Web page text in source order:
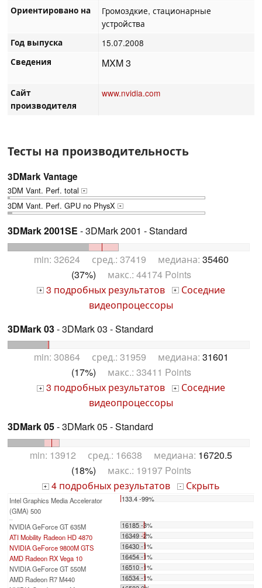
Ориентировано на
Громоздкие, стационарные
устройства
Год выпуска 15.07.2008
Сведения MXM 3
Сайт
производителя
www.nvidia.com
Тесты на производительность
3DMark Vantage
3DM Vant. Perf. total +
3DM Vant. Perf. GPU no PhysX +
3DMark 2001SE - 3DMark 2001 - Standard
min: 32624 сред.: 37419 медиана: 35460
(37%) макс.: 44174 Points
+ 3 подробных результатов + Соседние
видеопроцессоры
3DMark 03- 3DMark 03 - Standard
min: 30864 сред.: 31959 медиана: 31601
(17%) макс.: 33411 Points
+ 3 подробных результатов + Соседние
видеопроцессоры
3DMark 05- 3DMark 05 - Standard
min: 13912 сред.: 16638 медиана: 16720.5
(18%) макс.: 19197 Points
+ 4 подробных результатов - Скрыть
Intel Graphics Media Accelerator
(GMA) 500
133.4 -99%
...
NVIDIA GeForce GT 635M
16185 -3%
ATI Mobility Radeon HD 4870
16349 -2%
NVIDIA GeForce 9800M GTS
16430 -1%
AMD Radeon RX Vega 10
16454 -1%
NVIDIA GeForce GT 550M
16510 -1%
AMD Radeon R7 M440
16534 -1%